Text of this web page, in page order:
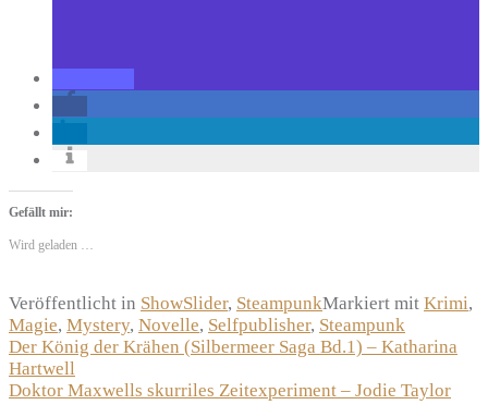
Gefällt mir:
Wird geladen …
Veröffentlicht in ShowSlider, SteampunkMarkiert mit Krimi,
Magie, Mystery, Novelle, Selfpublisher, Steampunk
Beitragsnavigation
Der König der Krähen (Silbermeer Saga Bd.1) – Katharina
Hartwell
Doktor Maxwells skurriles Zeitexperiment – Jodie Taylor